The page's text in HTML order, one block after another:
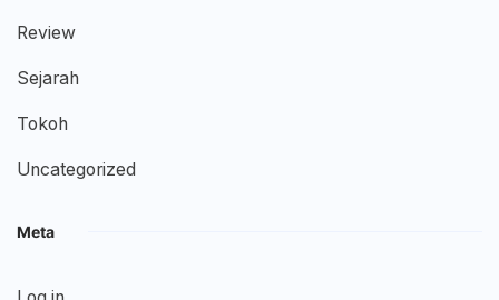
Review
Sejarah
Tokoh
Uncategorized
Meta